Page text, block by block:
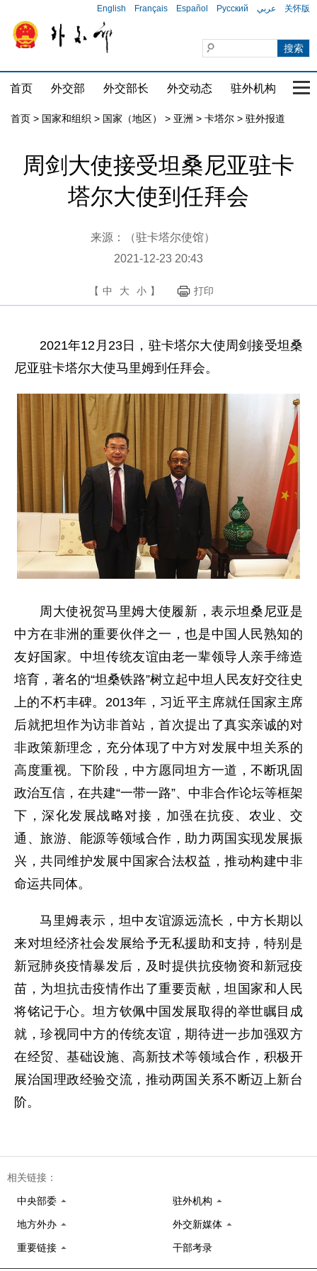
English Français Español Русский عربي 关怀版
首页 外交部 外交部长 外交动态 驻外机构 国
首页 > 国家和组织 > 国家（地区） > 亚洲 > 卡塔尔 > 驻外报道
周剑大使接受坦桑尼亚驻卡
塔尔大使到任拜会
来源：（驻卡塔尔使馆）
2021-12-23 20:43
【 中 大 小 】 打印
2021年12月23日，驻卡塔尔大使周剑接受坦桑
尼亚驻卡塔尔大使马里姆到任拜会。
周大使祝贺马里姆大使履新，表示坦桑尼亚是
中方在非洲的重要伙伴之一，也是中国人民熟知的
友好国家。中坦传统友谊由老一辈领导人亲手缔造
培育，著名的“坦桑铁路”树立起中坦人民友好交往史
上的不朽丰碑。2013年，习近平主席就任国家主席
后就把坦作为访非首站，首次提出了真实亲诚的对
非政策新理念，充分体现了中方对发展中坦关系的
高度重视。下阶段，中方愿同坦方一道，不断巩固
政治互信，在共建“一带一路”、中非合作论坛等框架
下，深化发展战略对接，加强在抗疫、农业、交
通、旅游、能源等领域合作，助力两国实现发展振
兴，共同维护发展中国家合法权益，推动构建中非
命运共同体。
马里姆表示，坦中友谊源远流长，中方长期以
来对坦经济社会发展给予无私援助和支持，特别是
新冠肺炎疫情暴发后，及时提供抗疫物资和新冠疫
苗，为坦抗击疫情作出了重要贡献，坦国家和人民
将铭记于心。坦方钦佩中国发展取得的举世瞩目成
就，珍视同中方的传统友谊，期待进一步加强双方
在经贸、基础设施、高新技术等领域合作，积极开
展治国理政经验交流，推动两国关系不断迈上新台
阶。
相关链接：
中央部委 驻外机构
地方外办 外交新媒体
重要链接 干部考录